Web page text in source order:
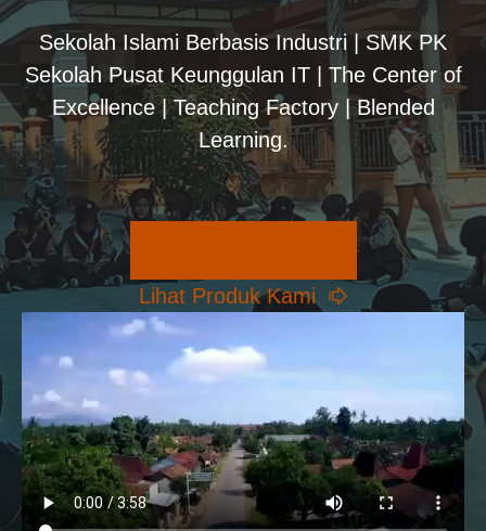
Sekolah Islami Berbasis Industri | SMK PK
Sekolah Pusat Keunggulan IT | The Center of
Excellence | Teaching Factory | Blended
Learning.
Lihat Produk Kami